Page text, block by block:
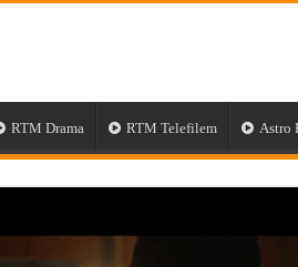
RTM Drama RTM Telefilem Astro